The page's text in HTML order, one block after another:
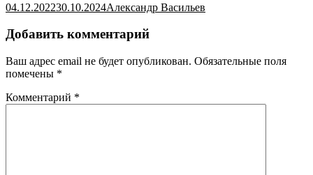
04.12.202230.10.2024Александр Васильев
Добавить комментарий
Ваш адрес email не будет опубликован. Обязательные поля
помечены *
Комментарий *